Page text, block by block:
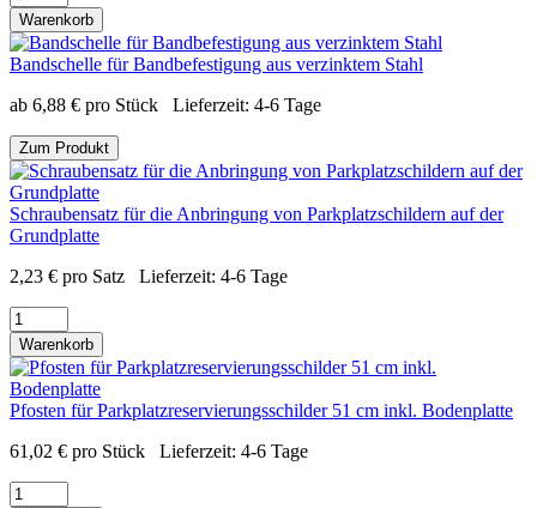
Warenkorb
Bandschelle für Bandbefestigung aus verzinktem Stahl
ab 6,88 € pro Stück Lieferzeit: 4-6 Tage
Zum Produkt
Schraubensatz für die Anbringung von Parkplatzschildern auf der
Grundplatte
2,23 € pro Satz Lieferzeit: 4-6 Tage
Warenkorb
Pfosten für Parkplatzreservierungsschilder 51 cm inkl. Bodenplatte
61,02 € pro Stück Lieferzeit: 4-6 Tage